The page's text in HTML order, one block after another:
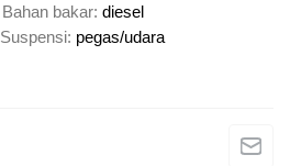
Bahan bakar diesel
Suspensi pegas/udara